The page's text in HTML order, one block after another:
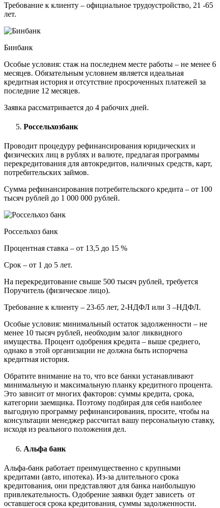
Требование к клиенту – официальное трудоустройство, 21 -65
лет.
Бинбанк
Особые условия: стаж на последнем месте работы – не менее 6
месяцев. Обязательным условием является идеальная
кредитная история и отсутствие просроченных платежей за
последние 12 месяцев.
Заявка рассматривается до 4 рабочих дней.
Россельхозбанк
Проводит процедуру рефинансирования юридических и
физических лиц в рублях и валюте, предлагая программы
перекредитования для автокредитов, наличных средств, карт,
потребительских займов.
Сумма рефинансирования потребительского кредита – от 100
тысяч рублей до 1 000 000 рублей.
Россельхоз банк
Процентная ставка – от 13,5 до 15 %
Срок – от 1 до 5 лет.
На перекредитование свыше 500 тысяч рублей, требуется
Поручитель (физическое лицо).
Требование к клиенту – 23-65 лет, 2-НДФЛ или 3 –НДФЛ.
Особые условия: минимальный остаток задолженности – не
менее 10 тысяч рублей, необходим залог ликвидного
имущества. Процент одобрения кредита – выше среднего,
однако в этой организации не должна быть испорчена
кредитная история.
Обратите внимание на то, что все банки устанавливают
минимальную и максимальную планку кредитного процента.
Это зависит от многих факторов: суммы кредита, срока,
категории заемщика. Поэтому подбирая для себя наиболее
выгодную программу рефинансирования, просите, чтобы на
консультации менеджер рассчитал вашу персональную ставку,
исходя из реального положения дел.
Альфа банк
Альфа-банк работает преимущественно с крупными
кредитами (авто, ипотека). Из-за длительного срока
кредитования, они представляют для банка наибольшую
привлекательность. Одобрение заявки будет зависеть от
оставшегося срока кредитования, суммы задолженности.